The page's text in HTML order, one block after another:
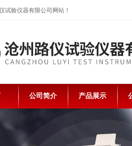
试验仪器有限公司网站！
公司简介 产品展示